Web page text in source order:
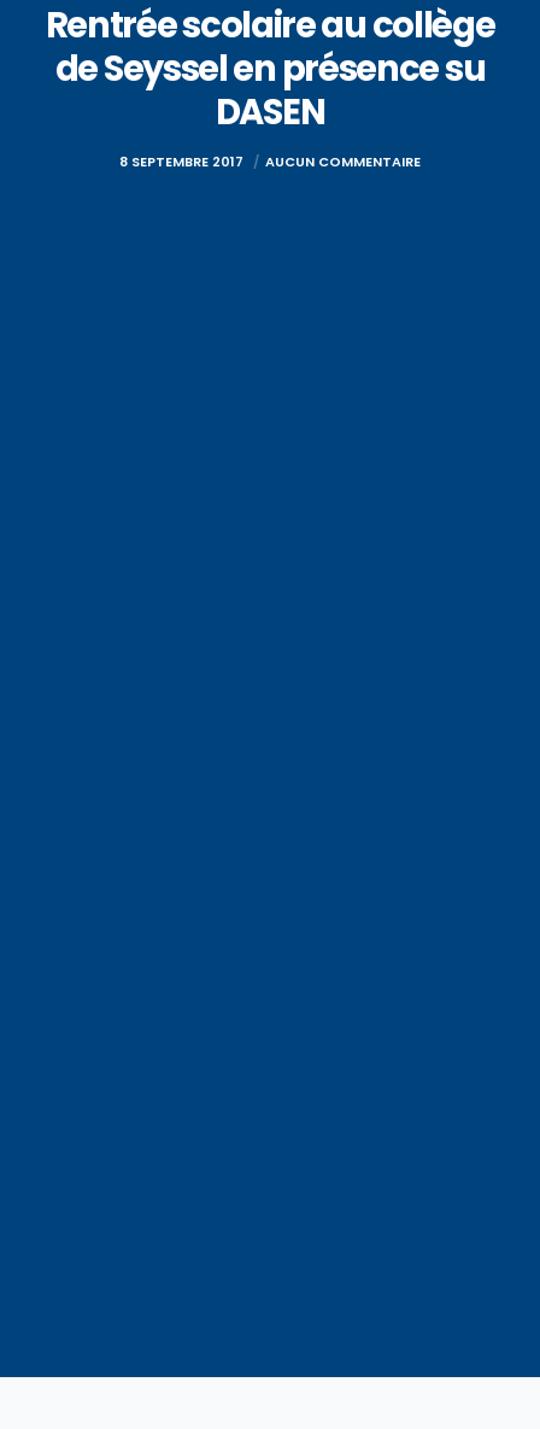
Rentrée scolaire au collège
de Seyssel en présence su
DASEN
8 SEPTEMBRE 2017 AUCUN COMMENTAIRE